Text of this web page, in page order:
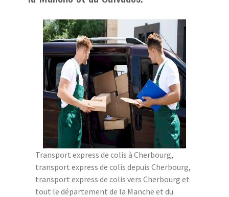
Transport express de colis à Cherbourg,
transport express de colis depuis Cherbourg,
transport express de colis vers Cherbourg et
tout le département de la Manche et du